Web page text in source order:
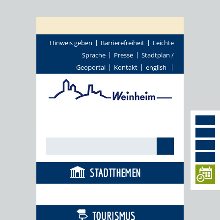
Hinweis geben Barrierefreiheit
Leichte
Sprache
Presse
Stadtplan /
Geoportal
Kontakt english
STADTTHEMEN
TOURISMUS